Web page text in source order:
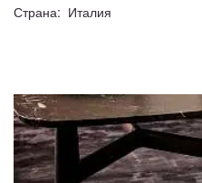
Страна: Италия